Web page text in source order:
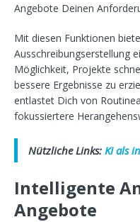
Angebote Deinen
Mit diesen Funktionen
Ausschreibungserstellung
Möglichkeit, Projekte
bessere Ergebnisse zu
entlastet Dich von
fokussiertere
Nützliche Links: KI als
Intelligente
Angebote